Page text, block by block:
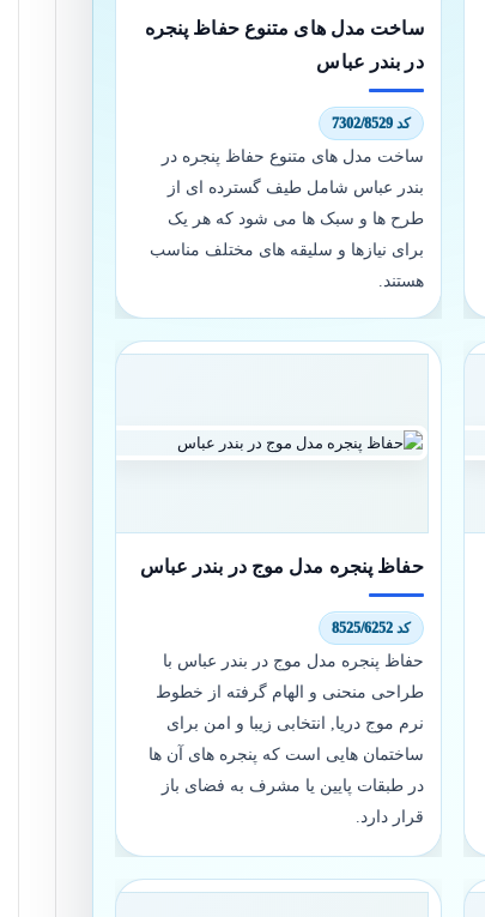
ساخت مدل های متنوع حفاظ پنجره
در بندر عباس
کد 7302/8529
ساخت مدل های متنوع حفاظ پنجره در
بندر عباس شامل طیف گسترده ای از
طرح ها و سبک ها می شود که هر یک
برای نیازها و سلیقه های مختلف مناسب
هستند.
حفاظ پنجره مدل موج در بندر عباس
کد 8525/6252
حفاظ پنجره مدل موج در بندر عباس با
طراحی منحنی و الهام گرفته از خطوط
نرم موج دریا, انتخابی زیبا و امن برای
ساختمان هایی است که پنجره های آن ها
در طبقات پایین یا مشرف به فضای باز
قرار دارد.